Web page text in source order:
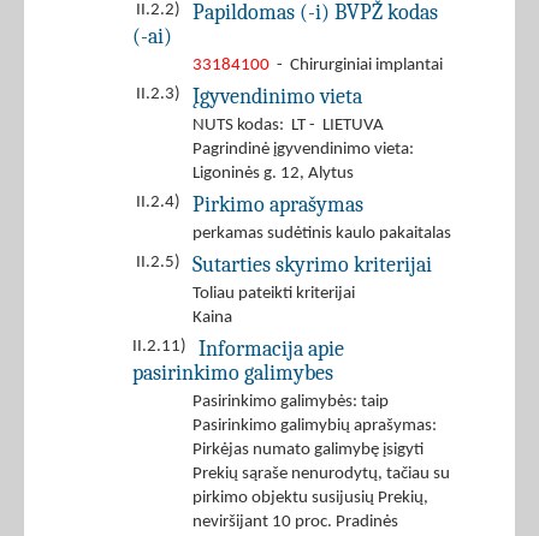
II.2.2)
Papildomas (-i) BVPŽ kodas
(-ai)
33184100 - Chirurginiai implantai
II.2.3)
Įgyvendinimo vieta
NUTS kodas: LT - LIETUVA
Pagrindinė įgyvendinimo vieta:
Ligoninės g. 12, Alytus
II.2.4)
Pirkimo aprašymas
perkamas sudėtinis kaulo pakaitalas
II.2.5)
Sutarties skyrimo kriterijai
Toliau pateikti kriterijai
Kaina
II.2.11)
Informacija apie
pasirinkimo galimybes
Pasirinkimo galimybės: taip
Pasirinkimo galimybių aprašymas:
Pirkėjas numato galimybę įsigyti
Prekių sąraše nenurodytų, tačiau su
pirkimo objektu susijusių Prekių,
neviršijant 10 proc. Pradinės